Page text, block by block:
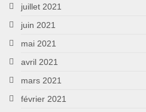
juillet 2021
juin 2021
mai 2021
avril 2021
mars 2021
février 2021